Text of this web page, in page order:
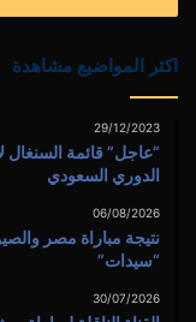
اكثر المواضيع مشاهدة
29/12/2023
“عاجل” قائمة السنغال
الدوري السعودي
06/08/2026
“سيدات”
30/07/2026